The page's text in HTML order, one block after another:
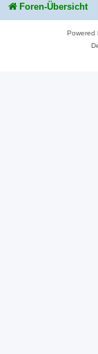
Foren-Übersicht
Powered